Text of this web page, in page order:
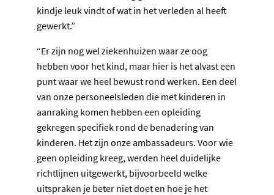
kindje leuk vindt of wat in het verleden al heeft
gewerkt.”
“Er zijn nog wel ziekenhuizen waar ze oog
hebben voor het kind, maar hier is het alvast een
punt waar we heel bewust rond werken. Een deel
van onze personeelsleden die met kinderen in
aanraking komen hebben een opleiding
gekregen specifiek rond de benadering van
kinderen. Het zijn onze ambassadeurs. Voor wie
geen opleiding kreeg, werden heel duidelijke
richtlijnen uitgewerkt, bijvoorbeeld welke
uitspraken je beter niet doet en hoe je het